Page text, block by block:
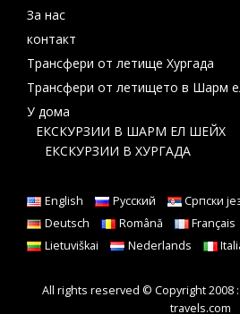
За нас
контакт
Трансфери от летище Хургада
Трансфери от летището в Шарм
У дома
ЕКСКУРЗИИ В ШАРМ ЕЛ ШЕЙХ
ЕКСКУРЗИИ В ХУРГАДА
English Русский Српски
Deutsch
Română Français
Lietuviškai
Nederlands
All rights reserved © Copyright 2008
travels.com